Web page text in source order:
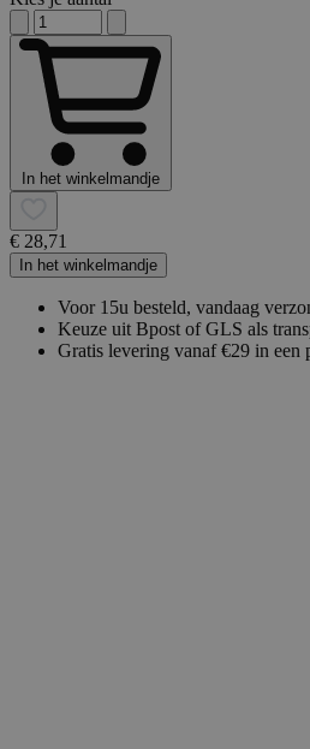
In het winkelmandje
€ 28,71
In het winkelmandje
Voor 15u besteld, vandaag
Keuze uit Bpost of GLS als
Gratis levering vanaf €29 in een